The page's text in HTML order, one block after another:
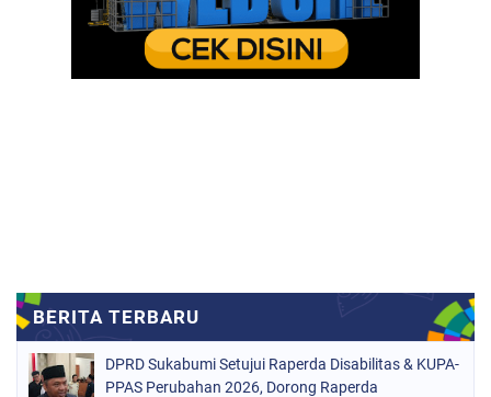
DPRD Sukabumi Setujui Raperda Disabilitas & KUPA-
PPAS Perubahan 2026, Dorong Raperda